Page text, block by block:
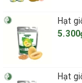
Hạt
Hạt